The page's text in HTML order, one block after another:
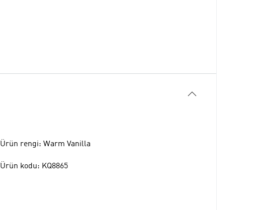
Ürün rengi: Warm Vanilla
Ürün kodu: KQ8865